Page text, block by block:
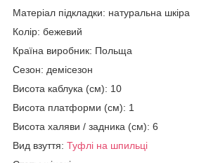
Матеріал підкладки: натуральна шкіра
Колір: бежевий
Країна виробник: Польща
Сезон: демісезон
Висота каблука (см): 10
Висота платформи (см): 1
Висота халяви / задника (см): 6
Вид взуття: Туфлі на шпильці